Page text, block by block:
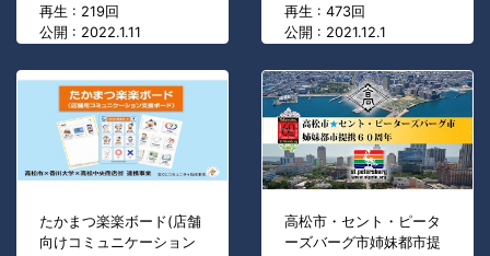
再生 : 219回
公開 : 2022.1.11
再生 : 473回
公開 : 2021.12.1
たかまつ楽楽ボード(店舗
向けコミュニケーション
高松市・セント・ピータ
ーズバーグ市姉妹都市提